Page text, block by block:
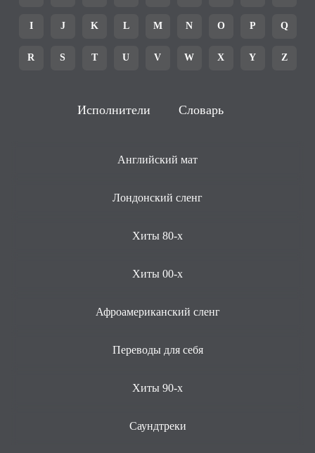
I J K L M N O P Q
R S T U V W X Y Z
Исполнители Словарь
Английский мат
Лондонский сленг
Хиты 80-х
Хиты 00-х
Афроамериканский сленг
Переводы для себя
Хиты 90-х
Саундтреки